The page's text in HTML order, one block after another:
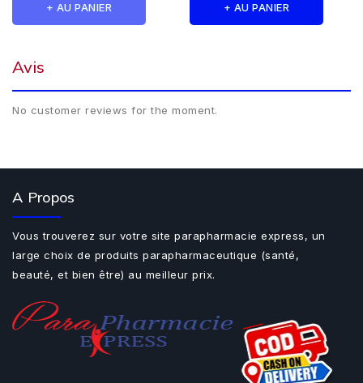
+ AU PANIER + AU PANIER
Avis
No customer reviews for the moment.
A Propos
Vous trouverez sur votre site parapharmacie express, un
large choix de produits parapharmaceutique (santé,
beauté, et bien être) au meilleur prix.